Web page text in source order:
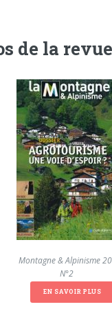
de la revue
La Montagne & Alpinisme
N°2
EN SAVOIR PLUS